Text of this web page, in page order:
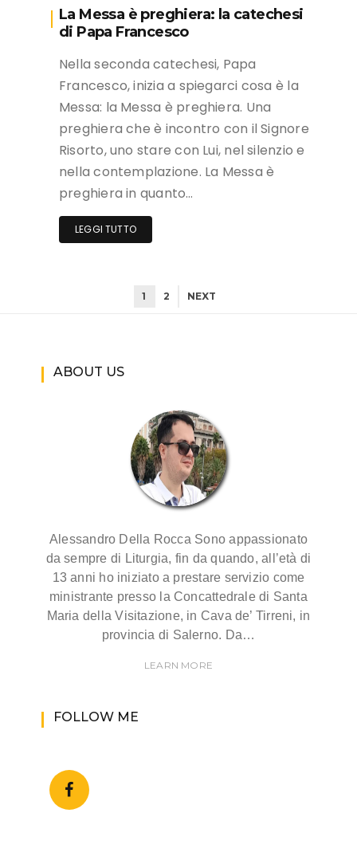
La Messa è preghiera: la catechesi
di Papa Francesco
Nella seconda catechesi, Papa
Francesco, inizia a spiegarci cosa è la
Messa: la Messa è preghiera. Una
preghiera che è incontro con il Signore
Risorto, uno stare con Lui, nel silenzio e
nella contemplazione. La Messa è
preghiera in quanto…
LEGGI TUTTO
1 2 NEXT
ABOUT US
Alessandro Della Rocca Sono appassionato
da sempre di Liturgia, fin da quando, all’età di
13 anni ho iniziato a prestare servizio come
ministrante presso la Concattedrale di Santa
Maria della Visitazione, in Cava de’ Tirreni, in
provincia di Salerno. Da…
LEARN MORE
FOLLOW ME